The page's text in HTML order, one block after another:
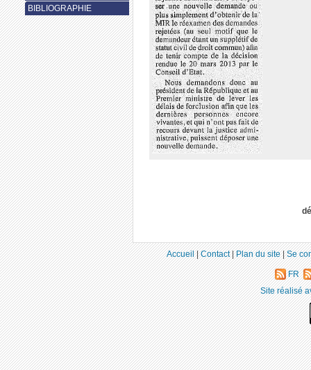
BIBLIOGRAPHIE
Accueil|Contact|Plan du site|Se
FR
Site réalisé